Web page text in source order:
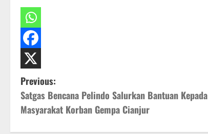
P
o
s
Previous:
Satgas Bencana Pelindo Salurkan Bantuan Kepada
Masyarakat Korban Gempa Cianjur